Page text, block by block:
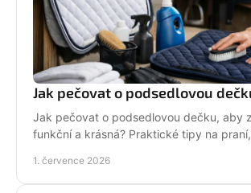
Jak pečovat o podsedlovou
Jak pečovat o podsedlovou dečku, aby
funkční a krásná? Praktické tipy na
1. července 2026